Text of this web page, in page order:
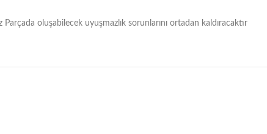
Parçada oluşabilecek uyuşmazlık sorunlarını ortadan kaldıracaktır